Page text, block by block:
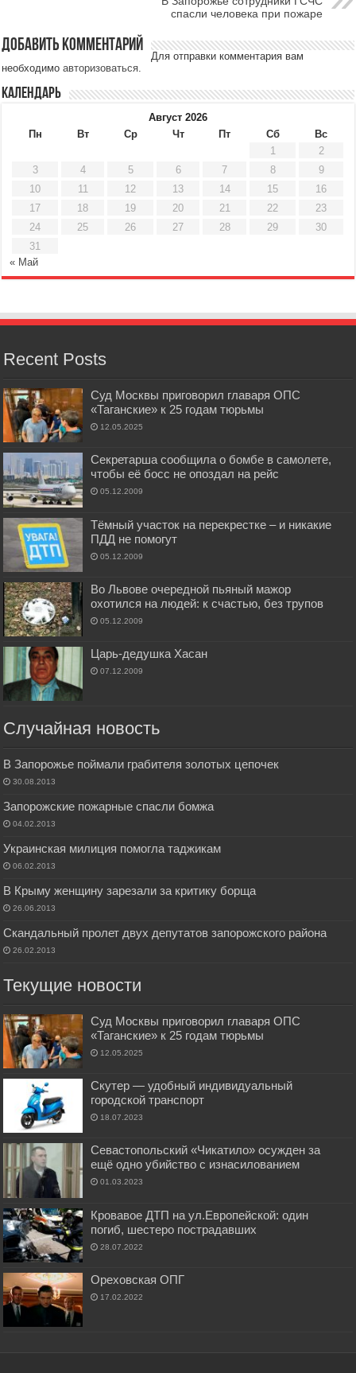
спасли человека при пожаре
Добавить комментарий
Для отправки комментария вам
необходимоавторизоваться.
Календарь
Август 2026
Пн
Вт Ср Чт Пт Сб
Вс
1
2
3
4 5 6 7 8
9
10
11 12 13 14 15
16
17
18 19 20 21 22
23
24
25 26 27 28 29
30
31
« Май
Recent Posts
Суд Москвы приговорил главаря ОПС
«Таганские» к 25 годам тюрьмы
12.05.2025
Секретарша сообщила о бомбе в самолете,
чтобы её босс не опоздал на рейс
05.12.2009
Тёмный участок на перекрестке – и никакие
ПДД не помогут
05.12.2009
Во Львове очередной пьяный мажор
охотился на людей: к счастью, без трупов
05.12.2009
Царь-дедушка Хасан
07.12.2009
Случайная новость
В Запорожье поймали грабителя золотых цепочек
30.08.2013
Запорожские пожарные спасли бомжа
04.02.2013
Украинская милиция помогла таджикам
06.02.2013
В Крыму женщину зарезали за критику борща
26.06.2013
Скандальный пролет двух депутатов запорожского района
26.02.2013
Текущие новости
Суд Москвы приговорил главаря ОПС
«Таганские» к 25 годам тюрьмы
12.05.2025
Скутер — удобный индивидуальный
городской транспорт
18.07.2023
Севастопольский «Чикатило» осужден за
ещё одно убийство с изнасилованием
01.03.2023
Кровавое ДТП на ул.Европейской: один
погиб, шестеро пострадавших
28.07.2022
Ореховская ОПГ
17.02.2022